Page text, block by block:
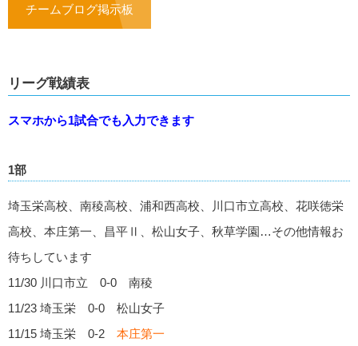
チームブログ掲示板
リーグ戦績表
スマホから1試合でも入力できます
1部
埼玉栄高校、南稜高校、浦和西高校、川口市立高校、花咲徳栄
高校、本庄第一、昌平Ⅱ、松山女子、秋草学園…その他情報お
待ちしています
11/30 川口市立 0-0 南稜
11/23 埼玉栄 0-0 松山女子
11/15 埼玉栄 0-2 本庄第一